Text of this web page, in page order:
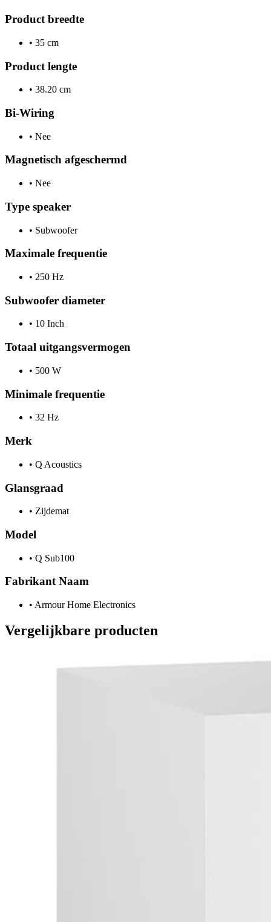
Product breedte
• 35 cm
Product lengte
• 38.20 cm
Bi-Wiring
• Nee
Magnetisch afgeschermd
• Nee
Type speaker
• Subwoofer
Maximale frequentie
• 250 Hz
Subwoofer diameter
• 10 Inch
Totaal uitgangsvermogen
• 500 W
Minimale frequentie
• 32 Hz
Merk
• Q Acoustics
Glansgraad
• Zijdemat
Model
• Q Sub100
Fabrikant Naam
• Armour Home Electronics
Vergelijkbare producten